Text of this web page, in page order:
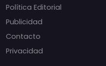
Política Editorial
Publicidad
Contacto
Privacidad